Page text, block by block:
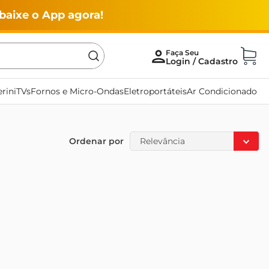
o App agora!
TVsFornos e Micro-OndasEletroportáteisAr Condicionado
Ordenar por Relevância